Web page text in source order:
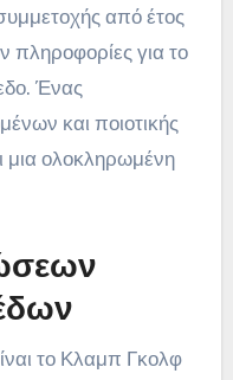
από έτος
για το
Ένας
και ποιοτικής
μια ολοκληρωμένη
το Κλαμπ Γκολφ